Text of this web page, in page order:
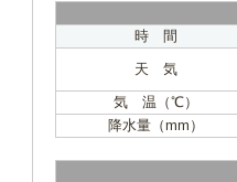
時 間
天 気
気 温（℃）
降水量（mm）